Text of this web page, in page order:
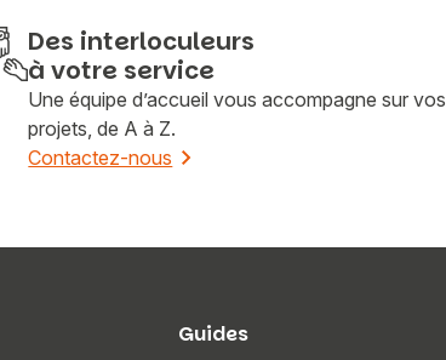
Des interloculeurs
à votre service
Une équipe d’accueil vous accompagne sur vos
projets, de A à Z.
Contactez-nous
Guides